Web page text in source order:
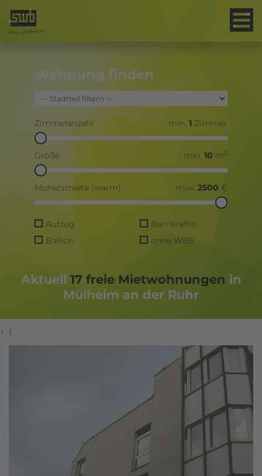
Wohnung finden
Zimmeranzahl min. 1 Zimmer
Größe min. 10 m2
Monatsmiete (warm) max. 2500 €
Aufzug
Balkon
Barrierefrei
ohne WBS
Aktuell 17 freie Miet­woh­nungen in
Mülheim an der Ruhr
1
zur Kenntnis
genommen. Ich stimme zu, dass meine Angaben
und Daten zur Beantwortung meiner Anfrage
elektronisch erhoben und gespeichert werden.